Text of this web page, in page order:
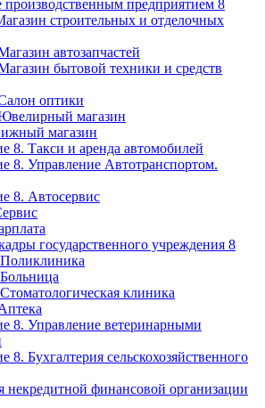
производственным предприятием 8
строительных и отделочных
автозапчастей
бытовой техники и средств
оптики
магазин
магазин
8. Такси и аренда автомобилей
8. Управление Автотранспортом.
8. Автосервис
государственного учреждения 8
клиника
8. Управление ветеринарными
8. Бухгалтерия сельскохозяйственного
некредитной финансовой организации